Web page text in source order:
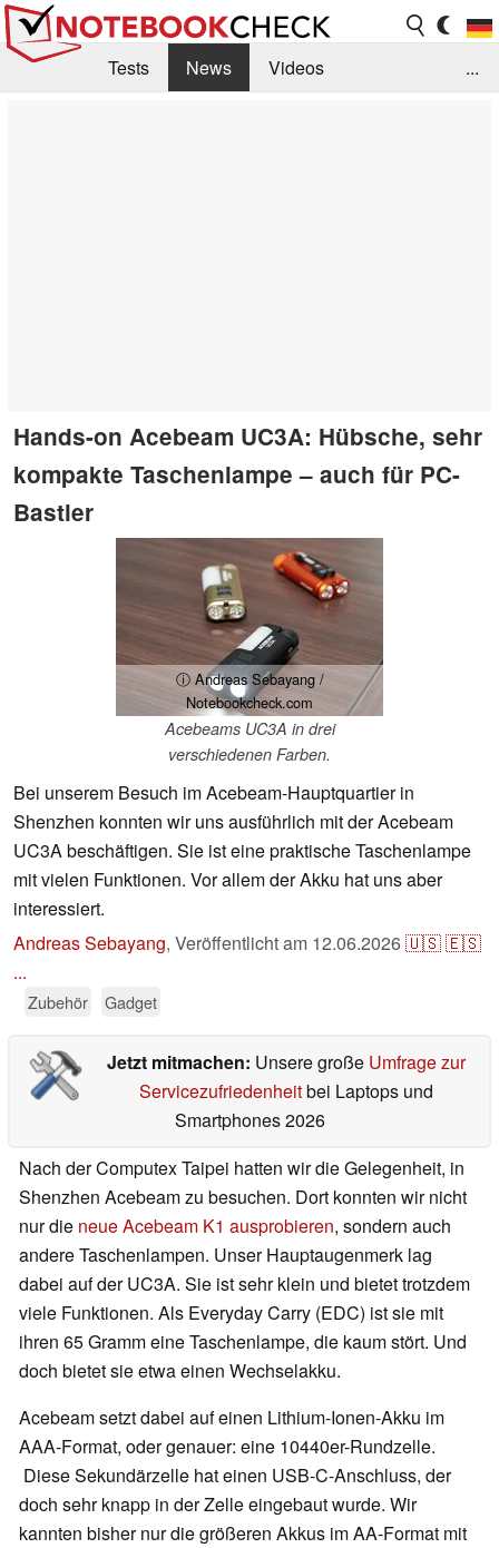
Tests News
Videos
...
Hands-on Acebeam UC3A: Hübsche, sehr
kompakte Taschenlampe – auch für PC-
Bastler
ⓘ Andreas Sebayang /
Notebookcheck.com
Acebeams UC3A in drei
verschiedenen Farben.
Bei unserem Besuch im Acebeam-Hauptquartier in
Shenzhen konnten wir uns ausführlich mit der Acebeam
UC3A beschäftigen. Sie ist eine praktische Taschenlampe
mit vielen Funktionen. Vor allem der Akku hat uns aber
interessiert.
Andreas Sebayang, Veröffentlicht am 12.06.2026🇺🇸🇪🇸
...
Zubehör Gadget
Jetzt mitmachen: Unsere große Umfrage zur
Servicezufriedenheitbei Laptops und
Smartphones 2026
Nach der Computex Taipei hatten wir die Gelegenheit, in
Shenzhen Acebeam zu besuchen. Dort konnten wir nicht
nur die neue Acebeam K1 ausprobieren, sondern auch
andere Taschenlampen. Unser Hauptaugenmerk lag
dabei auf der UC3A. Sie ist sehr klein und bietet trotzdem
viele Funktionen. Als Everyday Carry (EDC) ist sie mit
ihren 65 Gramm eine Taschenlampe, die kaum stört. Und
doch bietet sie etwa einen Wechselakku.
Acebeam setzt dabei auf einen Lithium-Ionen-Akku im
AAA-Format, oder genauer: eine 10440er-Rundzelle.
Diese Sekundärzelle hat einen USB-C-Anschluss, der
doch sehr knapp in der Zelle eingebaut wurde. Wir
kannten bisher nur die größeren Akkus im AA-Format mit